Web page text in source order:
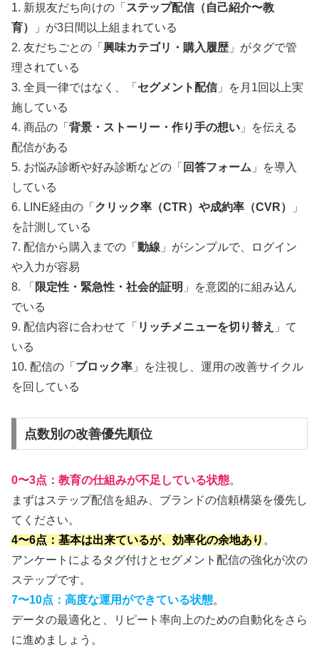
1. 新規友だち向けの「 ステップ配信（自己紹介〜教
育）
」が3日間以上組まれている
2. 友だちごとの「 興味カテゴリ・購入履歴 」がタグで管
理されている
3. 全員一律ではなく、「 セグメント配信」を月1回以上実
施している
4. 商品の「 背景・ストーリー・作り手の想い 」を伝える
配信がある
5. お悩み診断や好み診断などの「 回答フォーム 」を導入
している
6. LINE経由の「 クリック率（CTR）や成約率（CVR）
」
を計測している
7. 配信から購入までの「 動線 」がシンプルで、ログイン
や入力が容易
8. 「 限定性・緊急性・社会的証明 」を意図的に組み込ん
でいる
9. 配信内容に合わせて「 リッチメニューを切り替え 」て
いる
10. 配信の「 ブロック率 」を注視し、運用の改善サイクル
を回している
点数別の改善優先順位
0〜3点：教育の仕組みが不足している状態。
まずはステップ配信を組み、ブランドの信頼構築を優先し
てください。
4〜6点：基本は出来ているが、効率化の余地あり 。
アンケートによるタグ付けとセグメント配信の強化が次の
ステップです。
7〜10点：高度な運用ができている状態。
データの最適化と、リピート率向上のための自動化をさら
に進めましょう。